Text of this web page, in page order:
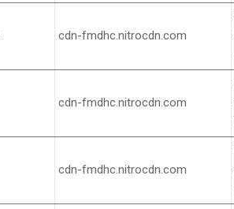
cdn-fmdhc.nitrocdn.com
cdn-fmdhc.nitrocdn.com
cdn-fmdhc.nitrocdn.com